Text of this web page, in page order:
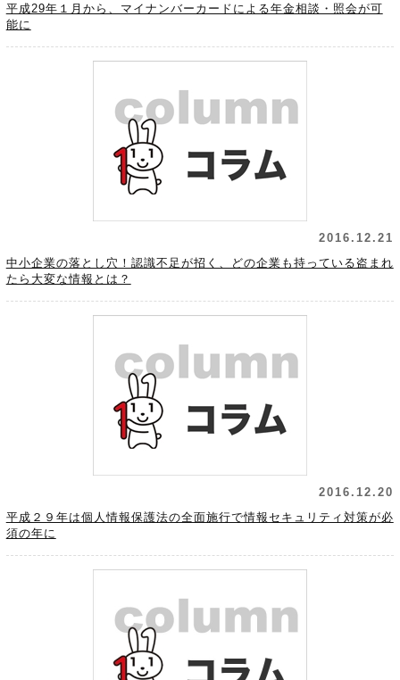
平成29年１月から、マイナンバーカードによる年金相談・照会が可
能に
2016.12.21
中小企業の落とし穴！認識不足が招く、どの企業も持っている盗まれ
たら大変な情報とは？
2016.12.20
平成２９年は個人情報保護法の全面施行で情報セキュリティ対策が必
須の年に